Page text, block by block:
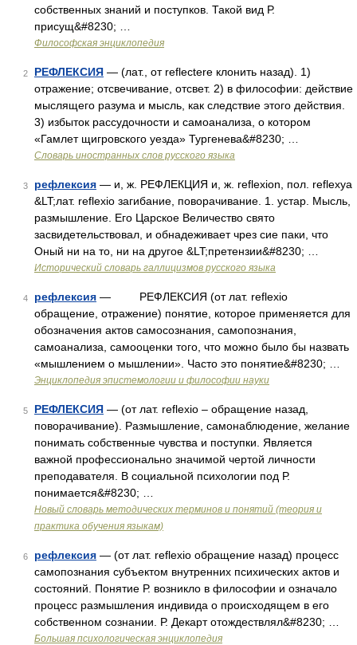
собственных знаний и поступков. Такой вид Р.
присущ&#8230; …
Философская энциклопедия
2 РЕФЛЕКСИЯ — (лат., от reflectere клонить назад). 1)
отражение; отсвечивание, отсвет. 2) в философии: действие
мыслящего разума и мысль, как следствие этого действия.
3) избыток рассудочности и самоанализа, о котором
«Гамлет щигровского уезда» Тургенева&#8230; …
Словарь иностранных слов русского языка
3 рефлексия — и, ж. РЕФЛЕКЦИЯ и, ж. reflexion, пол. reflexya
&LT;лат. reflexio загибание, поворачивание. 1. устар. Мысль,
размышление. Его Царское Величество свято
засвидетельствовал, и обнадеживает чрез сие паки, что
Оный ни на то, ни на другое &LT;претензии&#8230; …
Исторический словарь галлицизмов русского языка
4 рефлексия — РЕФЛЕКСИЯ (от лат. reflexio
обращение, отражение) понятие, которое применяется для
обозначения актов самосознания, самопознания,
самоанализа, самооценки того, что можно было бы назвать
«мышлением о мышлении». Часто это понятие&#8230; …
Энциклопедия эпистемологии и философии науки
5 РЕФЛЕКСИЯ — (от лат. reflexio – обращение назад,
поворачивание). Размышление, самонаблюдение, желание
понимать собственные чувства и поступки. Является
важной профессионально значимой чертой личности
преподавателя. В социальной психологии под Р.
понимается&#8230; …
Новый словарь методических терминов и понятий (теория и
практика обучения языкам)
6 рефлексия — (от лат. reflexio обращение назад) процесс
самопознания субъектом внутренних психических актов и
состояний. Понятие Р. возникло в философии и означало
процесс размышления индивида о происходящем в его
собственном сознании. Р. Декарт отождествлял&#8230; …
Большая психологическая энциклопедия